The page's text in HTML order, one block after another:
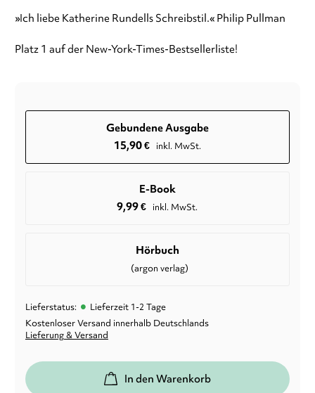
»Ich liebe Katherine Rundells Schreibstil.« Philip Pullman
Platz 1 auf der New-York-Times-Bestsellerliste!
Gebundene Ausgabe
15,90€ inkl. MwSt.
E-Book
9,99€ inkl. MwSt.
Hörbuch
(argon verlag)
Lieferstatus: • Lieferzeit 1-2 Tage
Kostenloser Versand innerhalb Deutschlands
Lieferung & Versand
In den Warenkorb